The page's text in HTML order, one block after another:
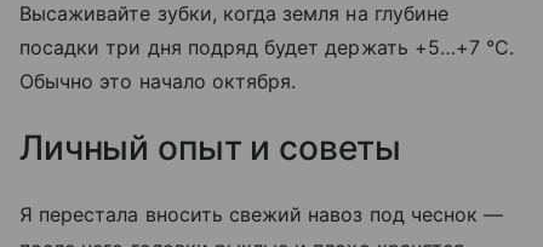
Высаживайте зубки, когда земля на глубине
посадки три дня подряд будет держать +5…+7 °C.
Обычно это начало октября.
Личный опыт и советы
Я перестала вносить свежий навоз под чеснок —